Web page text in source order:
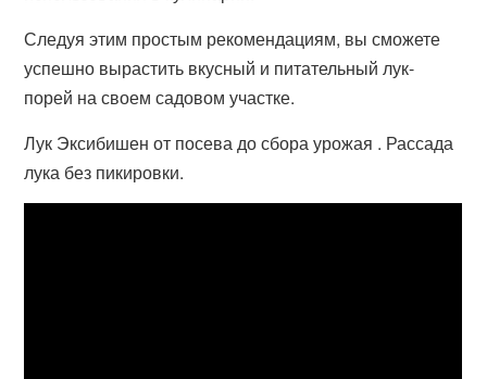
Следуя этим простым рекомендациям, вы сможете
успешно вырастить вкусный и питательный лук-
порей на своем садовом участке.
Лук Эксибишен от посева до сбора урожая . Рассада
лука без пикировки.